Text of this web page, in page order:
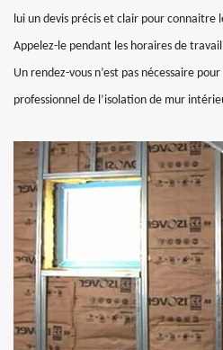
lui un devis précis et clair pour connaitre
Appelez-le pendant les horaires de
Un rendez-vous n’est pas nécessaire
professionnel de l’isolation de mur